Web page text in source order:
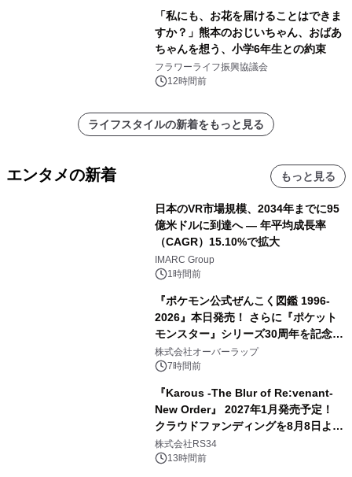
「私にも、お花を届けることはできま
すか？」熊本のおじいちゃん、おばあ
ちゃんを想う、小学6年生との約束
フラワーライフ振興協議会
12時間前
ライフスタイルの新着をもっと見る
エンタメの新着 もっと見る
日本のVR市場規模、2034年までに95
億米ドルに到達へ ― 年平均成長率
（CAGR）15.10%で拡大
IMARC Group
1時間前
『ポケモン公式ぜんこく図鑑 1996-
2026』本日発売！ さらに『ポケット
モンスター』シリーズ30周年を記念し
た画集『ポケットモンスター ビジュア
ルアートブック』の発売決定！ 2026
株式会社オーバーラップ
7時間前
『Karous -The Blur of Re:venant-
New Order』 2027年1月発売予定！
クラウドファンディングを8月8日より
開始
株式会社RS34
13時間前